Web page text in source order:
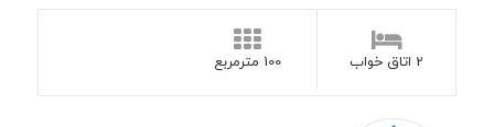
100 مترمربع